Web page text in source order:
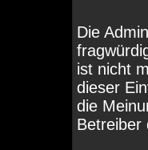
Die
ist nicht
dieser
die
Betreiber